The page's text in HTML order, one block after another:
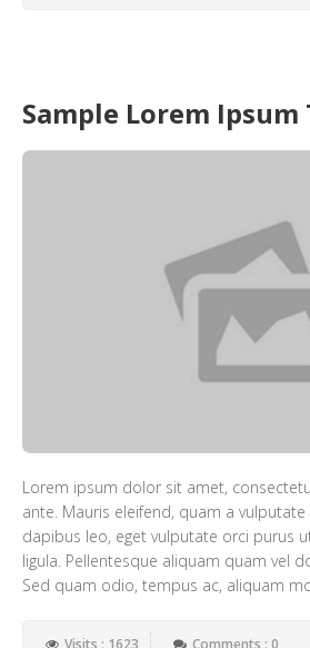
Sample Lorem Ipsum
Lorem ipsum dolor sit amet,
ante. Mauris eleifend, quam a
dapibus leo, eget vulputate orci purus
ligula. Pellentesque aliquam quam vel
Sed quam odio, tempus ac, aliquam
Visits : 1623 Comments : 0